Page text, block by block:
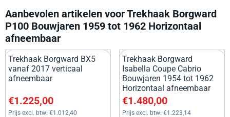
Aanbevolen artikelen voorTrekhaak Borgward
P100 Bouwjaren 1959 tot 1962 Horizontaal
afneembaar
Trekhaak Borgward BX5
vanaf 2017 verticaal
afneembaar
Prijs: 1 225,00, exclusief btw: 1 012,40
€1.225,00
Prijs excl. btw: €1.012,40
Trekhaak Borgward
Isabella Coupe Cabrio
Bouwjaren 1954 tot 1962
Horizontaal afneembaar
Prijs: 1 480,00, exclusief btw:
€1.480,00
Prijs excl. btw: €1.223,14